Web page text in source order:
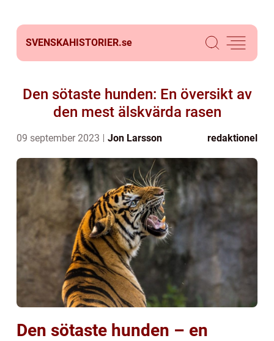
SVENSKAHISTORIER.se
Den sötaste hunden: En översikt av
den mest älskvärda rasen
09 september 2023 Jon Larsson redaktionel
Den sötaste hunden – en